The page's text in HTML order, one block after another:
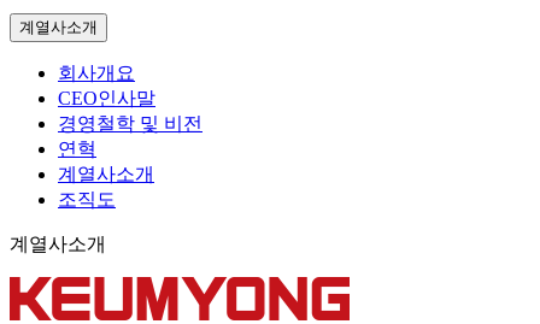
계열사소개
회사개요
CEO인사말
경영철학 및 비전
연혁
계열사소개
조직도
계열사소개